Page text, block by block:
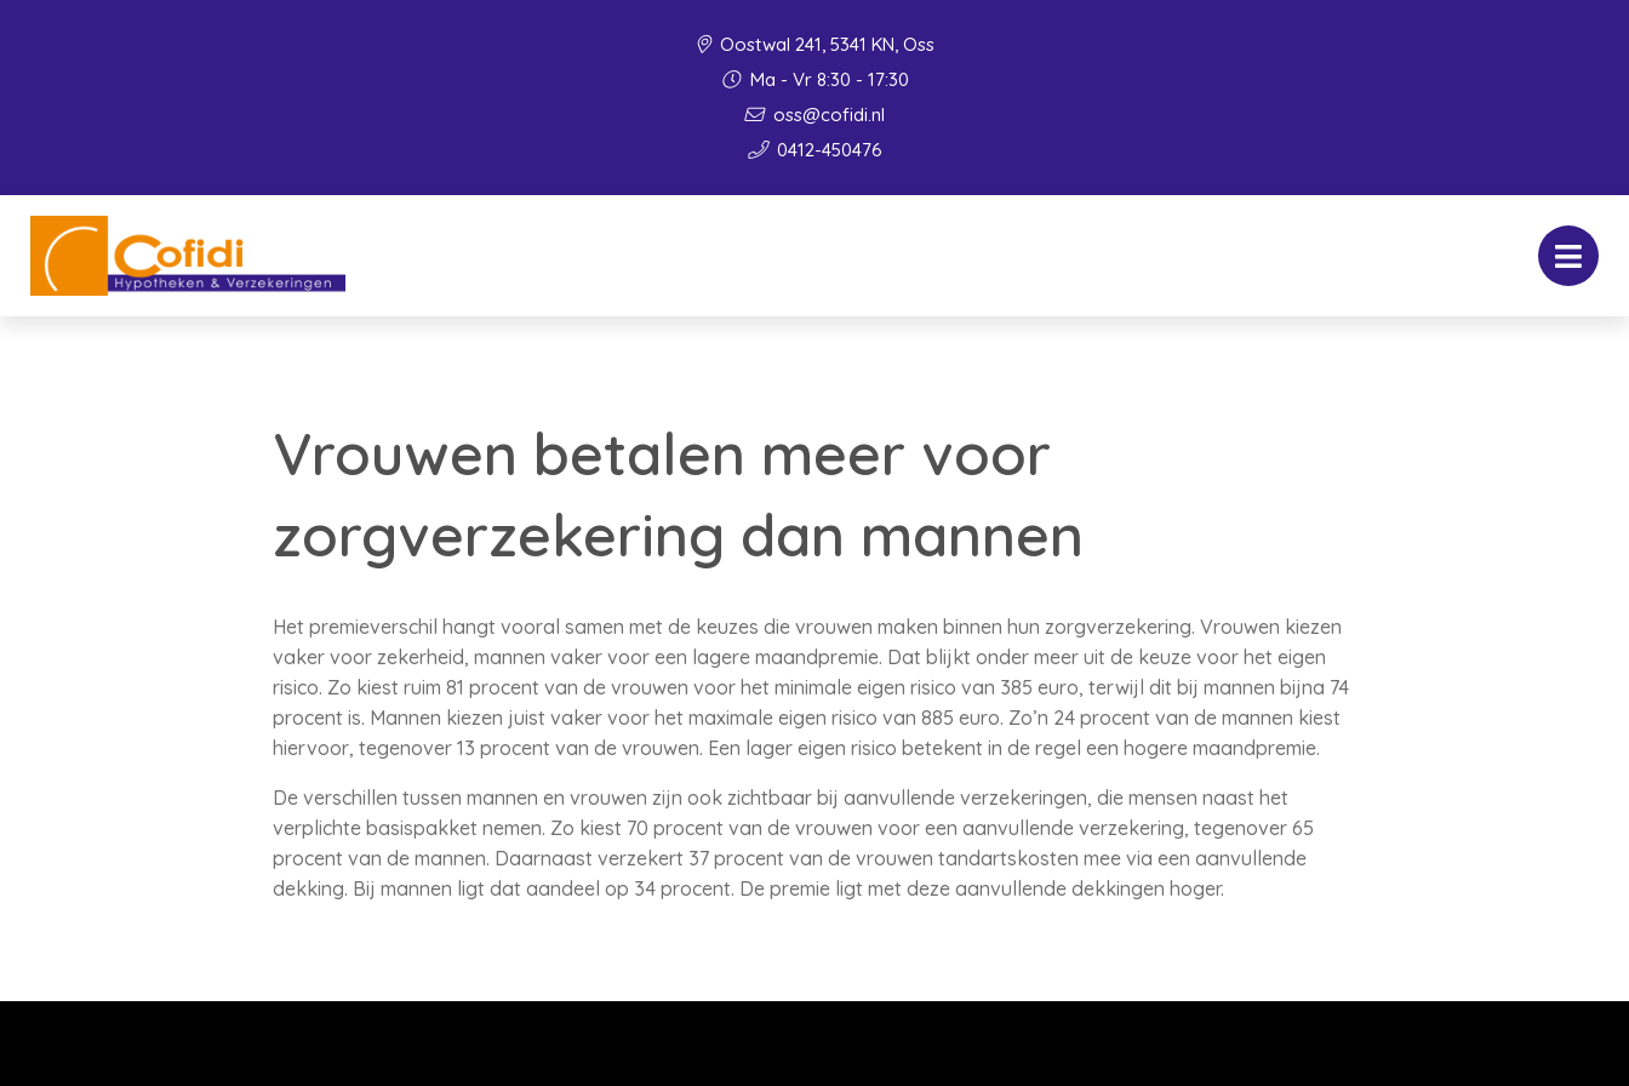
Oostwal 241, 5341 KN, Oss
Ma - Vr 8:30 - 17:30
oss@cofidi.nl
0412-450476
Vrouwen betalen meer voor
zorgverzekering dan mannen
Het premieverschil hangt vooral samen met de keuzes die vrouwen maken binnen hun zorgverzekering. Vrouwen kiezen
vaker voor zekerheid, mannen vaker voor een lagere maandpremie. Dat blijkt onder meer uit de keuze voor het eigen
risico. Zo kiest ruim 81 procent van de vrouwen voor het minimale eigen risico van 385 euro, terwijl dit bij mannen bijna 74
procent is. Mannen kiezen juist vaker voor het maximale eigen risico van 885 euro. Zo’n 24 procent van de mannen kiest
hiervoor, tegenover 13 procent van de vrouwen. Een lager eigen risico betekent in de regel een hogere maandpremie.
De verschillen tussen mannen en vrouwen zijn ook zichtbaar bij aanvullende verzekeringen, die mensen naast het
verplichte basispakket nemen. Zo kiest 70 procent van de vrouwen voor een aanvullende verzekering, tegenover 65
procent van de mannen. Daarnaast verzekert 37 procent van de vrouwen tandartskosten mee via een aanvullende
dekking. Bij mannen ligt dat aandeel op 34 procent. De premie ligt met deze aanvullende dekkingen hoger.